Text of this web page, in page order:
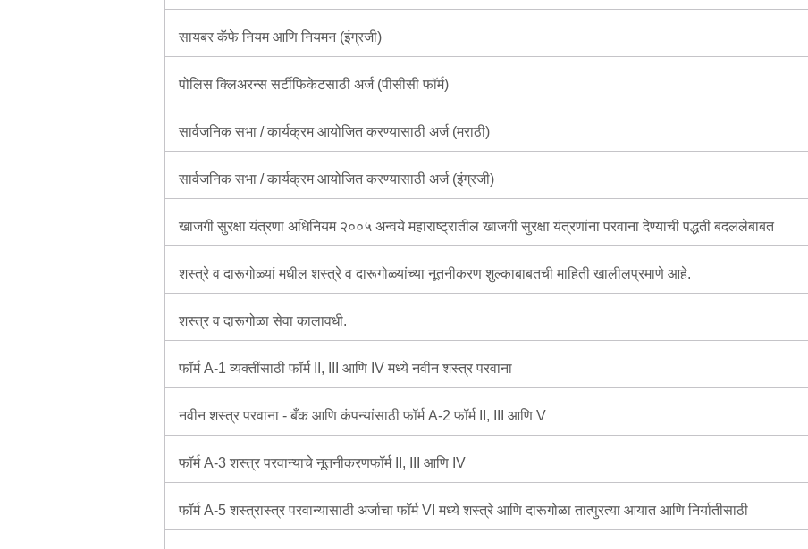
सायबर कॅफे नियम आणि नियमन (इंग्रजी)
पोलिस क्लिअरन्स सर्टीफिकेटसाठी अर्ज (पीसीसी फॉर्म)
सार्वजनिक सभा / कार्यक्रम आयोजित करण्यासाठी अर्ज (मराठी)
सार्वजनिक सभा / कार्यक्रम आयोजित करण्यासाठी अर्ज (इंग्रजी)
खाजगी सुरक्षा यंत्रणा अधिनियम २००५ अन्वये महाराष्ट्रातील खाजगी सुरक्षा यंत्रणांना परवाना देण्याची पद्धती बदललेबाबत
शस्त्रे व दारूगोळ्यां मधील शस्त्रे व दारूगोळ्यांच्या नूतनीकरण शुल्काबाबतची माहिती खालीलप्रमाणे आहे.
शस्त्र व दारूगोळा सेवा कालावधी.
फॉर्म A-1 व्यक्तींसाठी फॉर्म II, III आणि IV मध्ये नवीन शस्त्र परवाना
नवीन शस्त्र परवाना - बँक आणि कंपन्यांसाठी फॉर्म A-2 फॉर्म II, III आणि V
फॉर्म A-3 शस्त्र परवान्याचे नूतनीकरणफॉर्म II, III आणि IV
फॉर्म A-5 शस्त्रास्त्र परवान्यासाठी अर्जाचा फॉर्म VI मध्ये शस्त्रे आणि दारूगोळा तात्पुरत्या आयात आणि निर्यातीसाठी